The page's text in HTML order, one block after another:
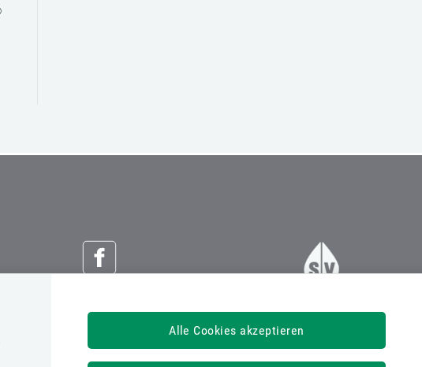
Alle Cookies akzeptieren
Österreichische Sozialversicherung
Dachverband der Sozialversicherungsträger